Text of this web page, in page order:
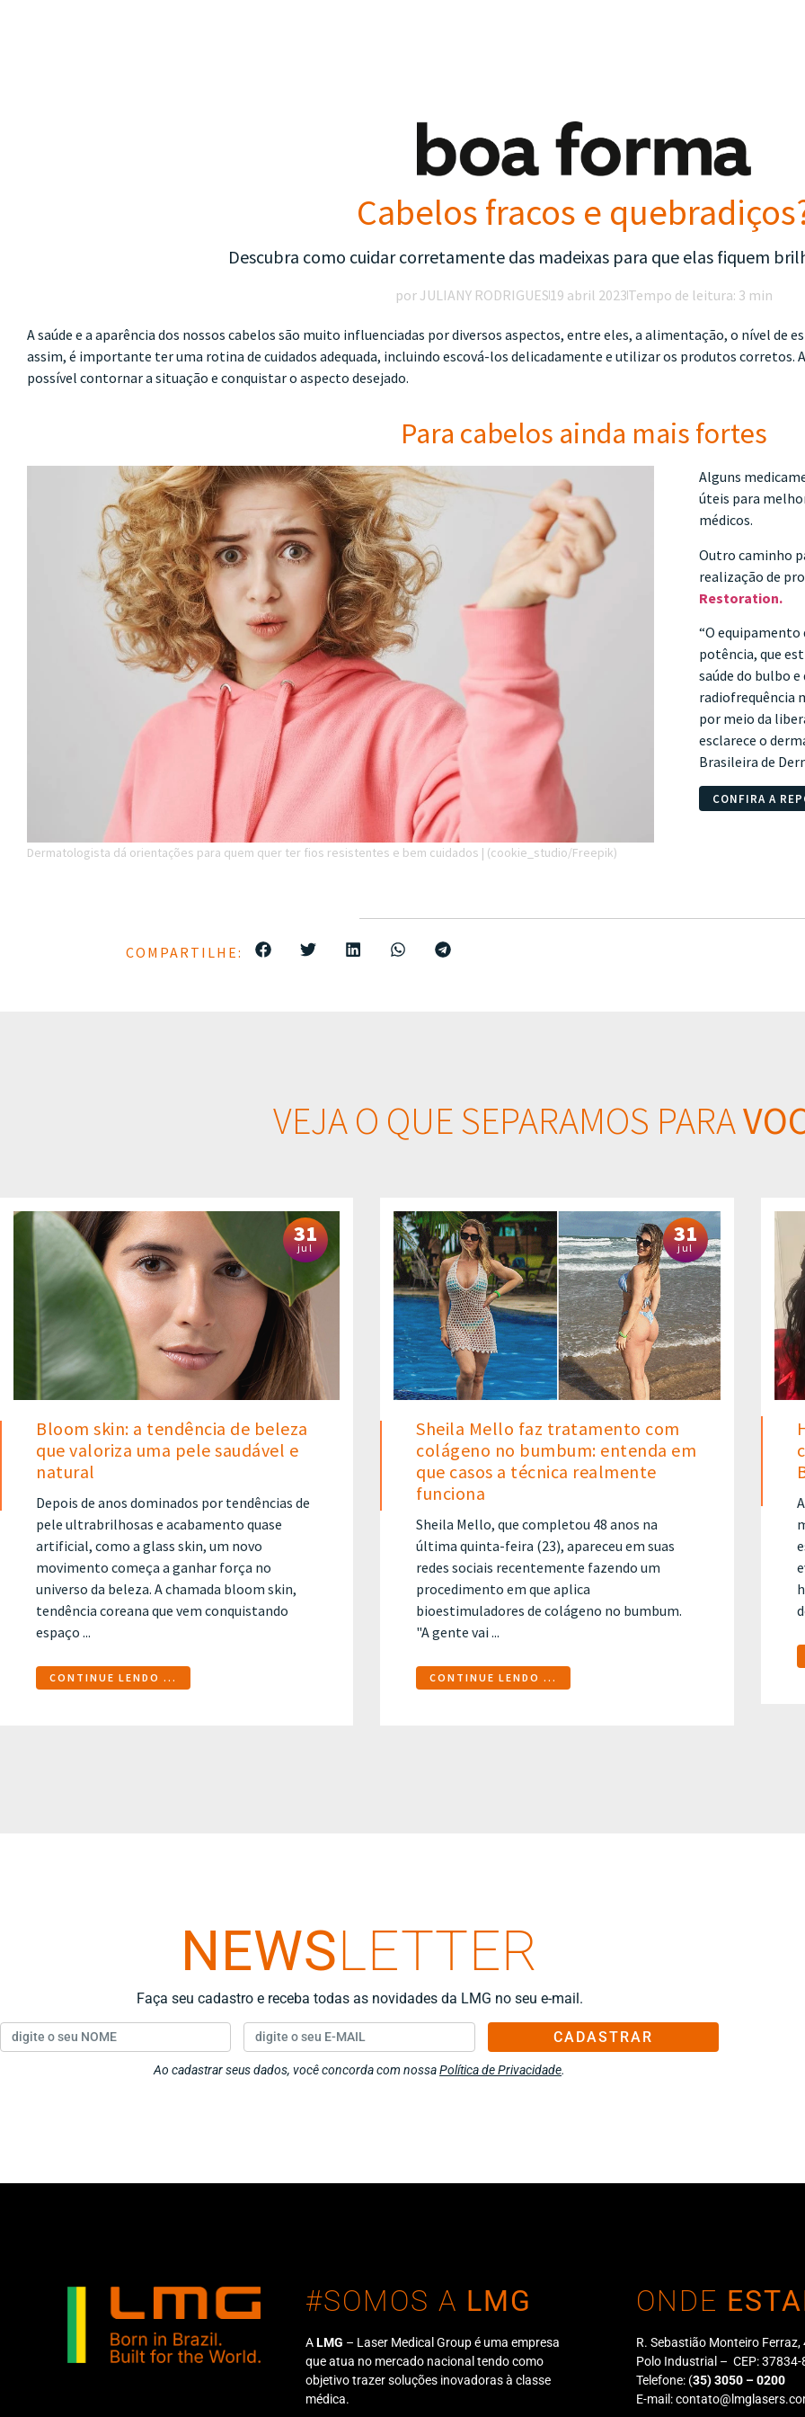
Cabelos fracos e
Descubra como cuidar corretamente das madeixas para que elas fiquem
por JULIANY RODRIGUES19 abril 2023Tempo de leitura: 3 min
A saúde e a aparência dos nossos cabelos são muito influenciadas por diversos aspectos, entre eles, a alimentação, o nível de
assim, é importante ter uma rotina de cuidados adequada, incluindo escová-los delicadamente e utilizar os produtos corretos.
possível contornar a situação e conquistar o aspecto desejado.
Para cabelos ainda mais fortes
Dermatologista dá orientações para quem quer ter fios resistentes e bem cuidados | (cookie_studio/Freepik)
Alguns
úteis para
médicos.
Outro caminho
realização de
Restoration.
“O equipamento
potência, que
saúde do bulbo
radiofrequência
por meio da
esclarece o
Brasileira de
CONFIRA A
COMPARTILHE:
VEJA O QUE SEPARAMOS PARA
31
jul
Bloom skin: a tendência de beleza
que valoriza uma pele saudável e
natural
Depois de anos dominados por tendências de
pele ultrabrilhosas e acabamento quase
artificial, como a glass skin, um novo
movimento começa a ganhar força no
universo da beleza. A chamada bloom skin,
tendência coreana que vem conquistando
espaço ...
CONTINUE LENDO ...
31
jul
Sheila Mello faz tratamento com
colágeno no bumbum: entenda em
que casos a técnica realmente
funciona
Sheila Mello, que completou 48 anos na
última quinta-feira (23), apareceu em suas
redes sociais recentemente fazendo um
procedimento em que aplica
bioestimuladores de colágeno no bumbum.
"A gente vai ...
CONTINUE LENDO ...
NEWSLETTER
Faça seu cadastro e receba todas as novidades da LMG no seu e-mail.
CADASTRAR
Ao cadastrar seus dados, você concorda com nossaPolítica de Privacidade.
#SOMOS A LMG
ALMG – Laser Medical Group é uma empresa
que atua no mercado nacional tendo como
objetivo trazer soluções inovadoras à classe
médica.
ONDE
R. Sebastião Monteiro Ferraz,
Polo Industrial – CEP:
Telefone: (35) 3050 – 0200
E-mail: